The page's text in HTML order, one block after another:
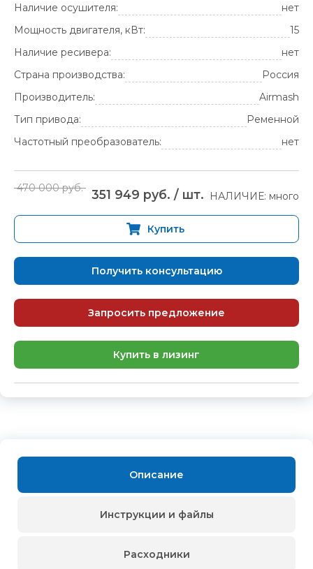
Наличие осушителя:
нет
Мощность двигателя, кВт:
15
Наличие ресивера:
нет
Страна производства:
Россия
Производитель:
Airmash
Тип привода:
Ременной
Частотный преобразователь:
нет
470 000 руб. 351 949 руб. / шт. НАЛИЧИЕ: много
Купить
Получить консультацию
Запросить предложение
Купить в лизинг
Описание
Инструкции и файлы
Расходники